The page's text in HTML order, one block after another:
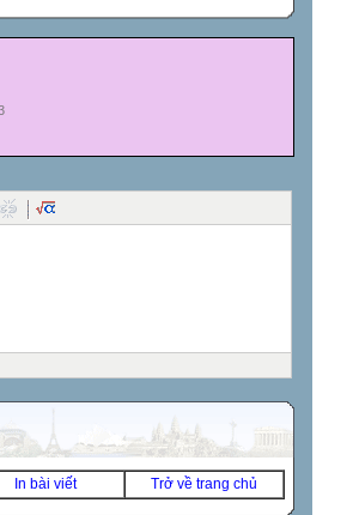
In bài viết Trở về trang chủ